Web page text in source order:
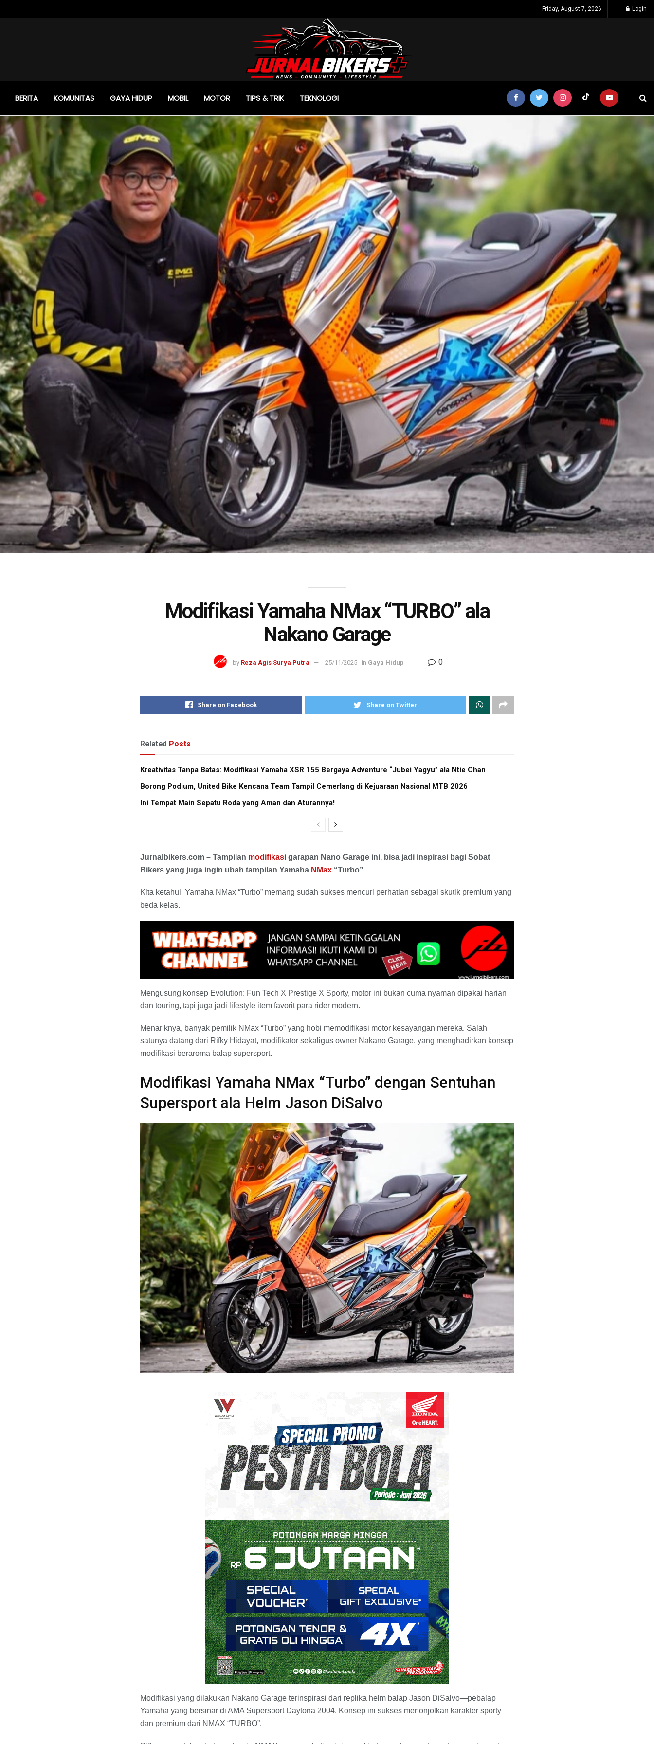
Friday, August 7, 2026 Login
BERITA KOMUNITAS GAYA HIDUP MOBIL MOTOR TIPS & TRIK TEKNOLOGI
Modifikasi Yamaha NMax “TURBO” ala
Nakano Garage
by Reza Agis Surya Putra 25/11/2025 in Gaya Hidup 0
Share on Facebook Share on Twitter
Related Posts
Kreativitas Tanpa Batas: Modifikasi Yamaha XSR 155 Bergaya Adventure “Jubei Yagyu” ala Ntie Chan
Borong Podium, United Bike Kencana Team Tampil Cemerlang di Kejuaraan Nasional MTB 2026
Ini Tempat Main Sepatu Roda yang Aman dan Aturannya!
Jurnalbikers.com – Tampilan modifikasi garapan Nano Garage ini, bisa jadi inspirasi bagi Sobat
Bikers yang juga ingin ubah tampilan Yamaha NMax “Turbo”.
Kita ketahui, Yamaha NMax “Turbo” memang sudah sukses mencuri perhatian sebagai skutik premium yang
beda kelas.
Mengusung konsep Evolution: Fun Tech X Prestige X Sporty, motor ini bukan cuma nyaman dipakai harian
dan touring, tapi juga jadi lifestyle item favorit para rider modern.
Menariknya, banyak pemilik NMax “Turbo” yang hobi memodifikasi motor kesayangan mereka. Salah
satunya datang dari Rifky Hidayat, modifikator sekaligus owner Nakano Garage, yang menghadirkan konsep
modifikasi beraroma balap supersport.
Modifikasi Yamaha NMax “Turbo” dengan Sentuhan
Supersport ala Helm Jason DiSalvo
Modifikasi yang dilakukan Nakano Garage terinspirasi dari replika helm balap Jason DiSalvo—pebalap
Yamaha yang bersinar di AMA Supersport Daytona 2004. Konsep ini sukses menonjolkan karakter sporty
dan premium dari NMAX “TURBO”.